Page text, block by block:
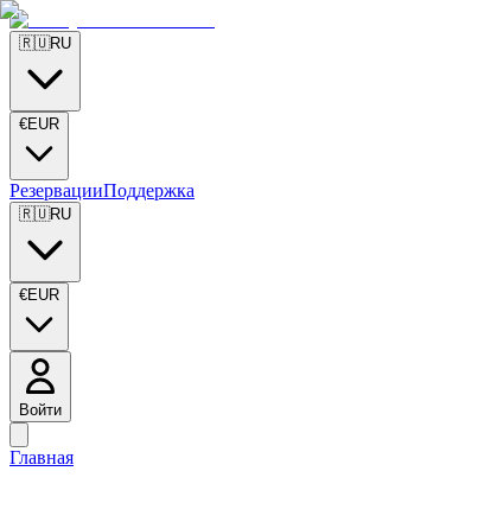
🇷🇺RU
€EUR
РезервацииПоддержка
🇷🇺RU
€EUR
Войти
Главная